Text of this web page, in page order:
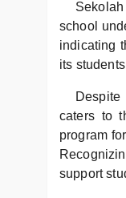
school
indicating
its
Despite
caters to
program
support